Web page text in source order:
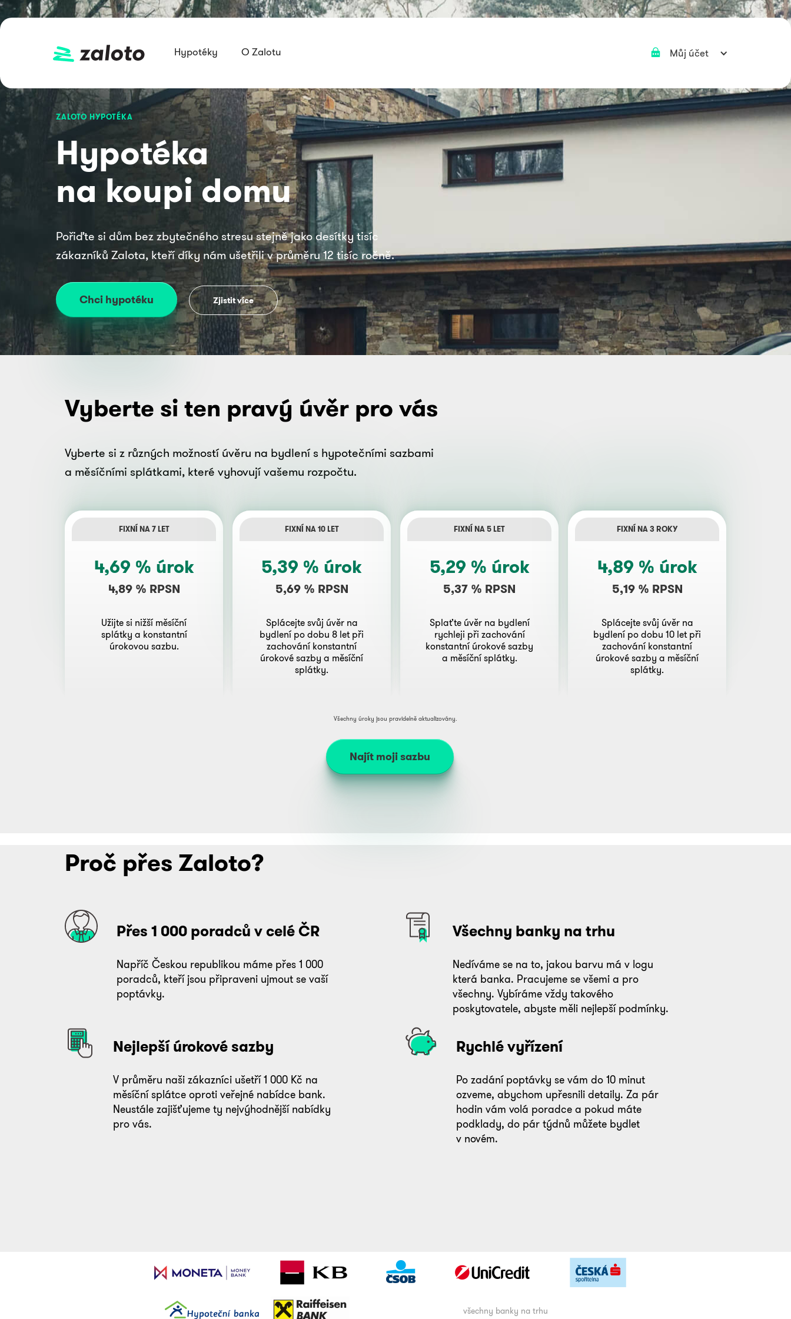
Hypotéky O Zalotu Můj účet
ZALOTO HYPOTÉKA
Hypotéka
na koupi domu
Pořiďte si dům bez zbytečného stresu stejně jako desítky tisíc
zákazníků Zalota, kteří díky nám ušetřili v průměru 12 tisíc ročně.
Chci hypotéku Zjistit více
Vyberte si ten pravý úvěr pro vás
Vyberte si z různých možností úvěru na bydlení s hypotečními sazbami
a měsíčními splátkami, které vyhovují vašemu rozpočtu.
FIXNÍ NA 7 LET
4,69 % úrok
4,89 % RPSN
Užijte si nižší měsíční
splátky a konstantní
úrokovou sazbu.
FIXNÍ NA 10 LET
5,39 % úrok
5,69 % RPSN
Splácejte svůj úvěr na
bydlení po dobu 8 let při
zachování konstantní
úrokové sazby a měsíční
splátky.
FIXNÍ NA 5 LET
5,29 % úrok
5,37 % RPSN
Splaťte úvěr na bydlení
rychleji při zachování
konstantní úrokové sazby
a měsíční splátky.
FIXNÍ NA 3 ROKY
4,89 % úrok
5,19 % RPSN
Splácejte svůj úvěr na
bydlení po dobu 10 let při
zachování konstantní
úrokové sazby a měsíční
splátky.
Všechny úroky jsou pravidelně aktualizovány.
Najít moji sazbu
Proč přes Zaloto?
Přes 1 000 poradců v celé ČR
Napříč Českou republikou máme přes 1 000
poradců, kteří jsou připraveni ujmout se vaší
poptávky.
Všechny banky na trhu
Nedíváme se na to, jakou barvu má v logu
která banka. Pracujeme se všemi a pro
všechny. Vybíráme vždy takového
poskytovatele, abyste měli nejlepší podmínky.
Nejlepší úrokové sazby
V průměru naši zákazníci ušetří 1 000 Kč na
měsíční splátce oproti veřejné nabídce bank.
Neustále zajišťujeme ty nejvýhodnější nabídky
pro vás.
Rychlé vyřízení
Po zadání poptávky se vám do 10 minut
ozveme, abychom upřesnili detaily. Za pár
hodin vám volá poradce a pokud máte
podklady, do pár týdnů můžete bydlet
v novém.
všechny banky na trhu